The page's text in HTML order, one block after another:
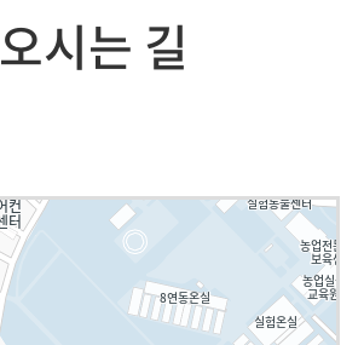
오시는 길